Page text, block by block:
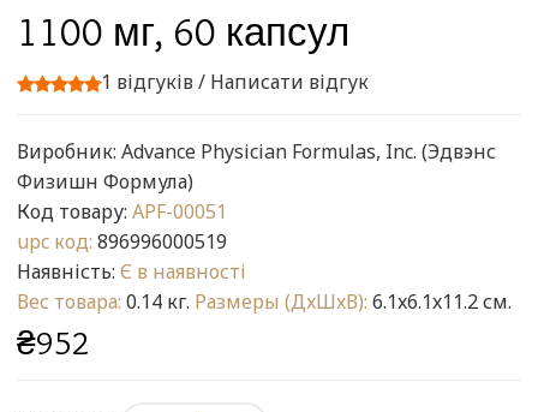
1100 мг, 60 капсул
1 відгуків/ Написати відгук
Виробник: Advance Physician Formulas, Inc. (Эдвэнс
Физишн Формула)
Код товару: APF-00051
upc код: 896996000519
Наявність: Є в наявності
Вес товара: 0.14 кг. Размеры (ДxШxВ): 6.1x6.1x11.2 см.
₴952